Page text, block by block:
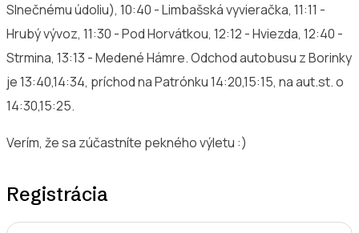
Slnečnému údoliu), 10:40 - Limbašská vyvieračka, 11:11 -
Hrubý vývoz, 11:30 - Pod Horvátkou, 12:12 - Hviezda, 12:40 -
Strmina, 13:13 - Medené Hámre. Odchod autobusu z Borinky
je 13:40,14:34, príchod na Patrónku 14:20,15:15, na aut.st. o
14:30,15:25.
Verím, že sa zúčastníte pekného výletu :)
Registrácia